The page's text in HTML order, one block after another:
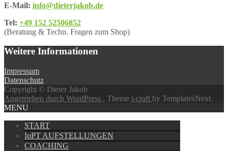
E-Mail: info@dieterjakob.de
Tel: +49 152 52506852
(Beratung & Techn. Fragen zum Shop)
Weitere Informationen
Impressum
Datenschutz
Copyright © Dieter Jakob
Angetrieben durch WordPress , Theme i-craft by TemplatesNext.
MENU
START
IoPT AUFSTELLUNGEN
COACHING